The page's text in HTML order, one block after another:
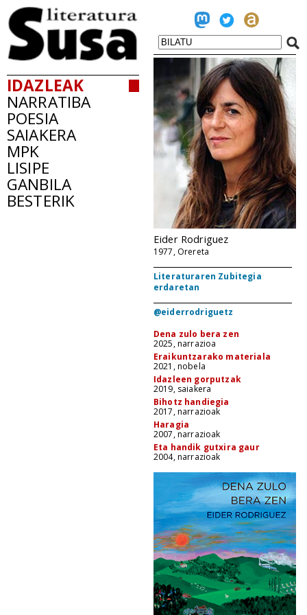
IDAZLEAK
NARRATIBA
POESIA
SAIAKERA
MPK
LISIPE
GANBILA
BESTERIK
Eider Rodriguez
1977, Orereta
Literaturaren Zubitegia
erdaretan
@eiderrodriguetz
Dena zulo bera zen
2025, narrazioa
Eraikuntzarako materiala
2021, nobela
Idazleen gorputzak
2019, saiakera
Bihotz handiegia
2017, narrazioak
Haragia
2007, narrazioak
Eta handik gutxira gaur
2004, narrazioak